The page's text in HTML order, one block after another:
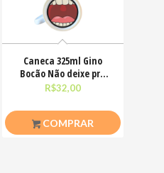
Caneca 325ml Gino
Bocão Não deixe pra
amanhã o foda-se que
R$32,00
COMPRAR